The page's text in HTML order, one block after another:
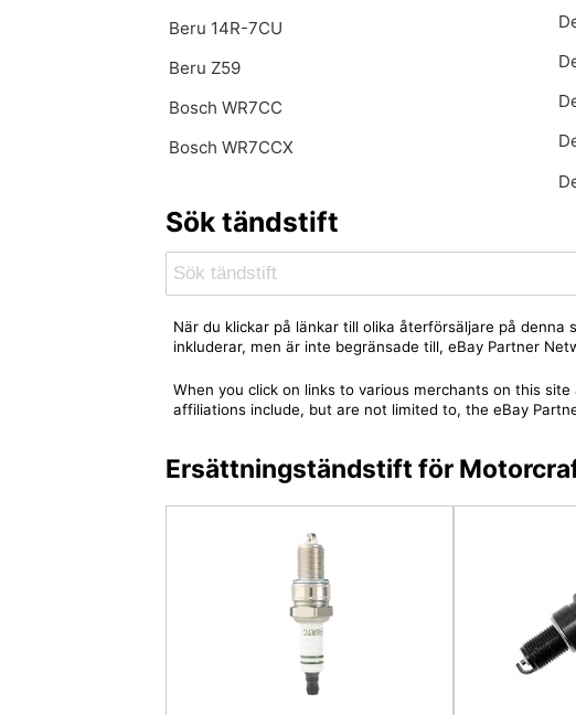
Beru 14R-7CU
Beru Z59
Bosch WR7CC
Bosch WR7CCX
Sök tändstift
När du klickar på länkar till olika återförsäljare på
inkluderar, men är inte begränsade till, eBay Partner
When you click on links to various merchants on this
affiliations include, but are not limited to, the eBay
Ersättningständstift för